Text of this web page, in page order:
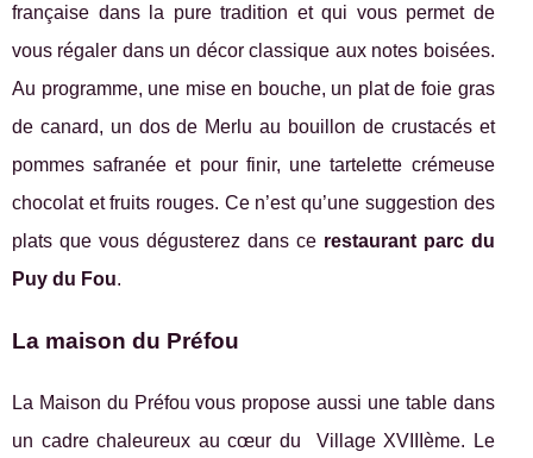
française dans la pure tradition et qui vous permet de
vous régaler dans un décor classique aux notes boisées.
Au programme, une mise en bouche, un plat de foie gras
de canard, un dos de Merlu au bouillon de crustacés et
pommes safranée et pour finir, une tartelette crémeuse
chocolat et fruits rouges. Ce n’est qu’une suggestion des
plats que vous dégusterez dans ce restaurant parc du
Puy du Fou.
La maison du Préfou
La Maison du Préfou vous propose aussi une table dans
un cadre chaleureux au cœur du Village XVIIIème. Le